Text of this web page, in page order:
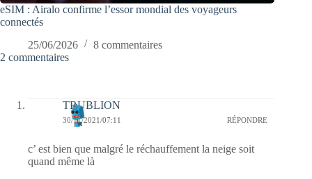
eSIM : Airalo confirme l’essor mondial des voyageurs
connectés
25/06/2026
8 commentaires
2 commentaires
TRUBLION
30/11/2021/07:11 RÉPONDRE
c’ est bien que malgré le réchauffement la neige soit
quand même là